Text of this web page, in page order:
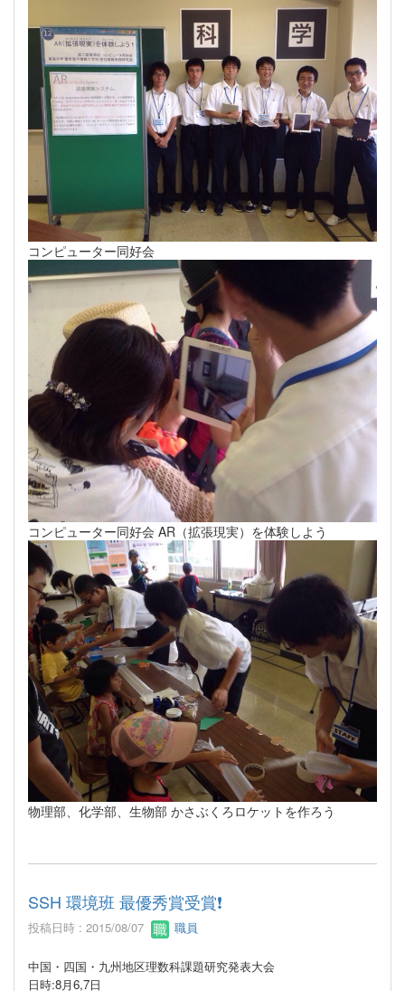
コンピューター同好会
コンピューター同好会 AR（拡張現実）を体験しよう
物理部、化学部、生物部 かさぶくろロケットを作ろう
SSH 環境班 最優秀賞受賞❗️
投稿日時 : 2015/08/07 職員
中国・四国・九州地区理数科課題研究発表大会
日時:8月6,7日